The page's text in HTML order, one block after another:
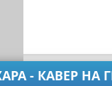
- КАВЕР НА